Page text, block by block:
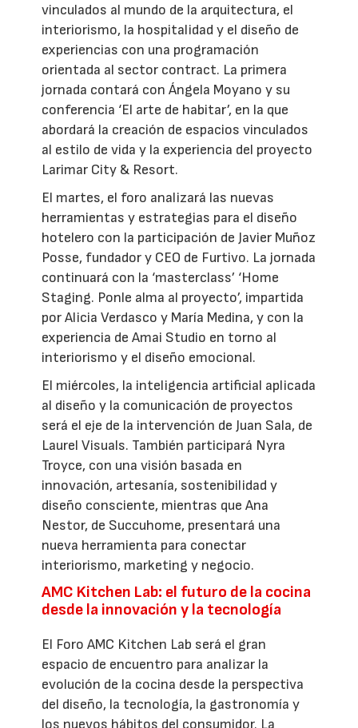
vinculados al mundo de la arquitectura, el
interiorismo, la hospitalidad y el diseño de
experiencias con una programación
orientada al sector contract. La primera
jornada contará con Ángela Moyano y su
conferencia ‘El arte de habitar’, en la que
abordará la creación de espacios vinculados
al estilo de vida y la experiencia del proyecto
Larimar City & Resort.
El martes, el foro analizará las nuevas
herramientas y estrategias para el diseño
hotelero con la participación de Javier Muñoz
Posse, fundador y CEO de Furtivo. La jornada
continuará con la ‘masterclass’ ‘Home
Staging. Ponle alma al proyecto’, impartida
por Alicia Verdasco y María Medina, y con la
experiencia de Amai Studio en torno al
interiorismo y el diseño emocional.
El miércoles, la inteligencia artificial aplicada
al diseño y la comunicación de proyectos
será el eje de la intervención de Juan Sala, de
Laurel Visuals. También participará Nyra
Troyce, con una visión basada en
innovación, artesanía, sostenibilidad y
diseño consciente, mientras que Ana
Nestor, de Succuhome, presentará una
nueva herramienta para conectar
interiorismo, marketing y negocio.
AMC Kitchen Lab: el futuro de la cocina
desde la innovación y la tecnología
El Foro AMC Kitchen Lab será el gran
espacio de encuentro para analizar la
evolución de la cocina desde la perspectiva
del diseño, la tecnología, la gastronomía y
los nuevos hábitos del consumidor. La